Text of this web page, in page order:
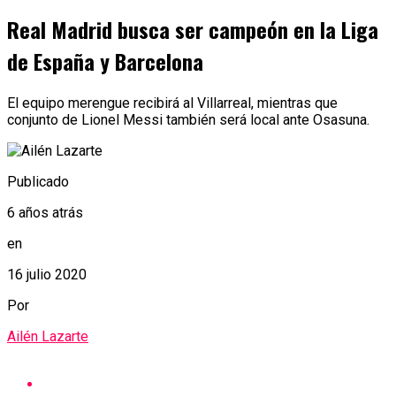
Real Madrid busca ser campeón en la Liga
de España y Barcelona
El equipo merengue recibirá al Villarreal, mientras que
conjunto de Lionel Messi también será local ante Osasuna.
Publicado
6 años atrás
en
16 julio 2020
Por
Ailén Lazarte